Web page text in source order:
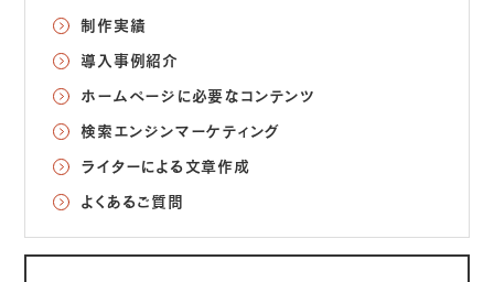
制作実績
導入事例紹介
ホームページに必要なコンテンツ
検索エンジンマーケティング
ライターによる文章作成
よくあるご質問